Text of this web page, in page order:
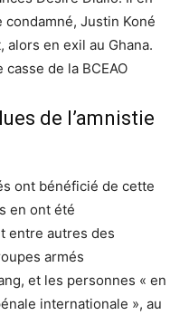
Justin Koné
en exil au Ghana.
de la BCEAO
de l’amnistie
ont bénéficié de cette
en ont été
entre autres des
armés
et les personnes « en
internationale », au